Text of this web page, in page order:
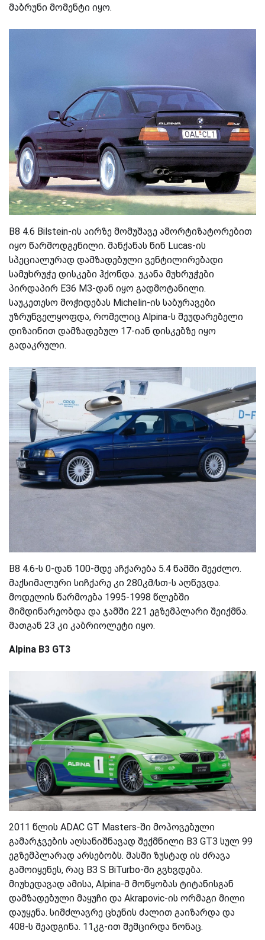
მაბრუნი მომენტი იყო.
B8 4.6 Bilstein-ის აირზე მომუშავე ამორტიზატორებით
იყო წარმოდგენილი. მანქანას წინ Lucas-ის
სპეციალურად დამზადებული ვენტილირებადი
სამუხრუჭე დისკები ჰქონდა. უკანა მუხრუჭები
პირდაპირ E36 M3-დან იყო გადმოტანილი.
საუკეთესო მოჭიდებას Michelin-ის საბურავები
უზრუნველყოფდა, რომელიც Alpina-ს შეუდარებელი
დიზაინით დამზადებულ 17-იან დისკებზე იყო
გადაკრული.
B8 4.6-ს 0-დან 100-მდე აჩქარება 5.4 წამში შეეძლო.
მაქსიმალური სიჩქარე კი 280კმ/სთ-ს აღწევდა.
მოდელის წარმოება 1995-1998 წლებში
მიმდინარეობდა და ჯამში 221 ეგზემპლარი შეიქმნა.
მათგან 23 კი კაბრიოლეტი იყო.
Alpina B3 GT3
2011 წლის ADAC GT Masters-ში მოპოვებული
გამარჯვების აღსანიშნავად შექმნილი B3 GT3 სულ 99
ეგზემპლარად არსებობს. მასში ზუსტად ის ძრავა
გამოიყენეს, რაც B3 S BiTurbo-ში გვხვდება.
მიუხედავად ამისა, Alpina-მ მოწყობას ტიტანისგან
დამზადებული მაყუჩი და Akrapovic-ის ორმაგი მილი
დაუყენა. სიმძლავრე ცხენის ძალით გაიზარდა და
408-ს შეადგინა. 11კგ-ით შემცირდა წონაც.